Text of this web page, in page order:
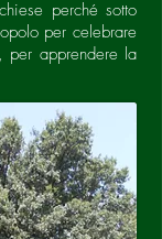
perché sotto
per celebrare
per apprendere la